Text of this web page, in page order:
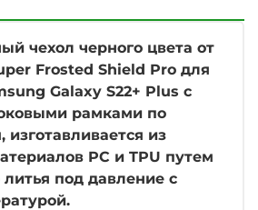
чехол черного цвета от
Frosted Shield Pro для
Galaxy S22+ Plus с
рамками по
из
PC и TPU путем
литья под давление с